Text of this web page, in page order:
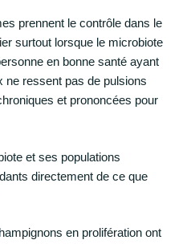
prennent le contrôle dans le
surtout lorsque le microbiote
en bonne santé ayant
ne ressent pas de pulsions
et prononcées pour
et ses populations
directement de ce que
en prolifération ont